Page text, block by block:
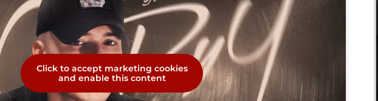
Click to accept marketing cookies
and enable this content